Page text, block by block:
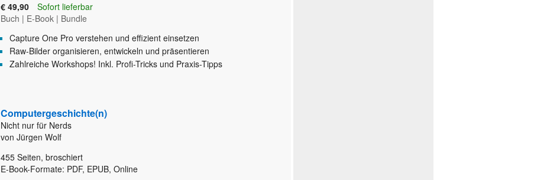
€ 49,90
Sofort lieferbar
Buch | E-Book | Bundle
Capture One Pro verstehen und effizient einsetzen
Raw-Bilder organisieren, entwickeln und präsentieren
Zahlreiche Workshops! Inkl. Profi-Tricks und Praxis-Tipps
Computergeschichte(n)
Nicht nur für Nerds
von Jürgen Wolf
455 Seiten, broschiert
E-Book-Formate: PDF, EPUB, Online